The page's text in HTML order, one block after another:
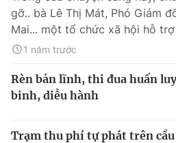
gỡ.. bà Lê Thị Mát, Phó Giám
Mai... một tổ chức xã hội hỗ
1 năm trước
Rèn bản lĩnh, thi đua huấn
binh, diễu hành
Trạm thu phí tự phát trên